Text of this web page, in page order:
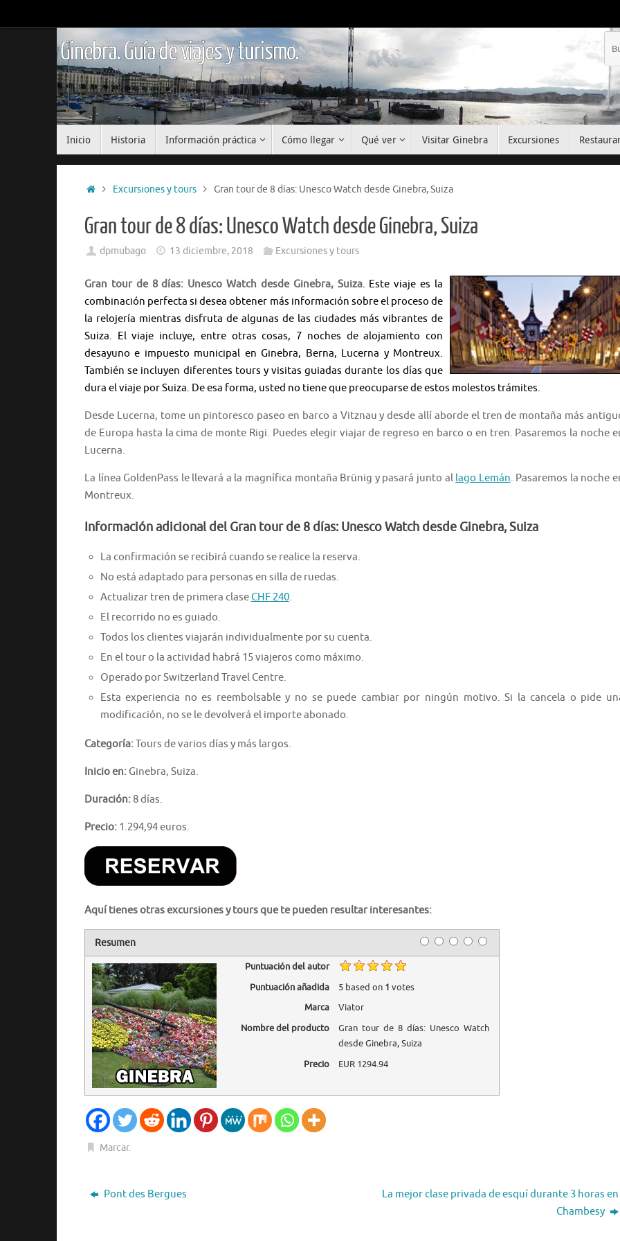
al
Ginebra. Guía de viajes y turismo.
Inicio Historia Información práctica Cómo llegar Qué ver Visitar Ginebra Excursiones
InicioExcursiones y tours Gran tour de 8 días: Unesco Watch desde Ginebra, Suiza
Gran tour de 8 días: Unesco Watch desde Ginebra, Suiza
dpmubago 13 diciembre, 2018 Excursiones y tours
Gran tour de 8 días: Unesco Watch desde Ginebra, Suiza. Este viaje es la
combinación perfecta si desea obtener más información sobre el proceso de
la relojería mientras disfruta de algunas de las ciudades más vibrantes de
Suiza. El viaje incluye, entre otras cosas, 7 noches de alojamiento con
desayuno e impuesto municipal en Ginebra, Berna, Lucerna y Montreux.
También se incluyen diferentes tours y visitas guiadas durante los días que
dura el viaje por Suiza. De esa forma, usted no tiene que preocuparse de estos molestos trámites.
Desde Lucerna, tome un pintoresco paseo en barco a Vitznau y desde allí aborde el tren de montaña más
de Europa hasta la cima de monte Rigi. Puedes elegir viajar de regreso en barco o en tren. Pasaremos la noche
Lucerna.
La línea GoldenPass le llevará a la magnífica montaña Brünig y pasará junto al lago Lemán. Pasaremos la noche
Montreux.
Información adicional del Gran tour de 8 días: Unesco Watch desde Ginebra, Suiza
La confirmación se recibirá cuando se realice la reserva.
No está adaptado para personas en silla de ruedas.
Actualizar tren de primera claseCHF 240.
El recorrido no es guiado.
Todos los clientes viajarán individualmente por su cuenta.
En el tour o la actividad habrá 15 viajeros como máximo.
Operado por Switzerland Travel Centre.
Esta experiencia no es reembolsable y no se puede cambiar por ningún motivo. Si la cancela o pide
modificación, no se le devolverá el importe abonado.
Categoría:Tours de varios días y más largos.
Inicio en: Ginebra, Suiza.
Duración: 8 días.
Precio: 1.294,94 euros.
Aquí tienes otras excursiones y tours que te pueden resultar interesantes:
Resumen
Puntuación del autor
Puntuación añadida
5based on 1 votes
Marca
Viator
Nombre del producto
Gran tour de 8 días: Unesco Watch
desde Ginebra, Suiza
Precio
EUR1294.94
Marcar.
Pont des Bergues
La mejor clase privada de esquí durante 3 horas en
Chambesy